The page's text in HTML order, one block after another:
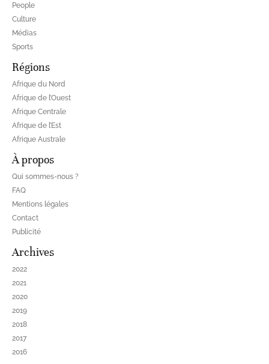
People
Culture
Médias
Sports
Régions
Afrique du Nord
Afrique de l’Ouest
Afrique Centrale
Afrique de l’Est
Afrique Australe
À propos
Qui sommes-nous ?
FAQ
Mentions légales
Contact
Publicité
Archives
2022
2021
2020
2019
2018
2017
2016